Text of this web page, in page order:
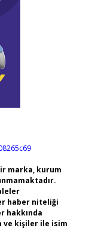
marka, kurum
haber niteliği
hakkında
ve kişiler ile isim